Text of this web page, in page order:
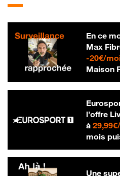
En ce
Max
-20€/
Maison
l’offre
à
mois
Une